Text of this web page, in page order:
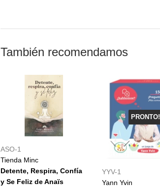
También recomendamos
ASO-1
Tienda Minc
Detente, Respira, Confía
y Se Feliz de Anaïs
PRONTO!
YYV-1
Yann Yvin